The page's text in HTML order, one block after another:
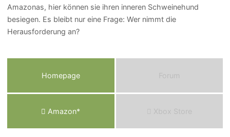
Amazonas, hier können sie ihren inneren Schweinehund
besiegen. Es bleibt nur eine Frage: Wer nimmt die
Herausforderung an?
Homepage Forum
Amazon* Xbox Store